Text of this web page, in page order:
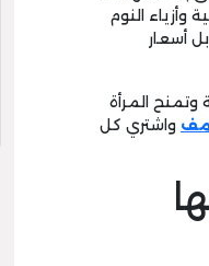
وأزياء النوم
أسعار
وتمنح المرأة
واشتري كل